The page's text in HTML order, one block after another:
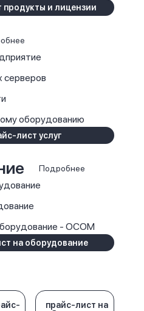
продукты и лицензии
серверов
оборудованию
лист услуг
Подробнее
- OCOM
на оборудование
прайс-лист на